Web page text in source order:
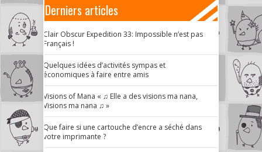
Derniers articles
Clair Obscur Expedition 33: Impossible n’est pas
Français !
Quelques idées d’activités sympas et
économiques à faire entre amis
Visions of Mana « ♫ Elle a des visions ma nana,
Visions ma nana ♫ »
Que faire si une cartouche d’encre a séché dans
votre imprimante ?